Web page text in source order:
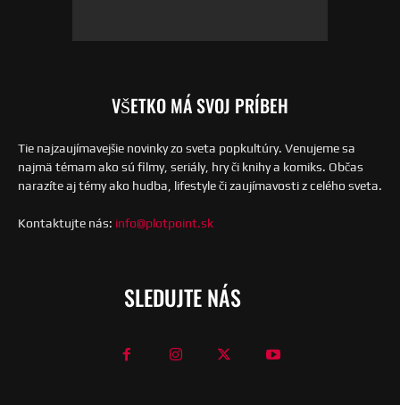
VŠETKO MÁ SVOJ PRÍBEH
Tie najzaujímavejšie novinky zo sveta popkultúry. Venujeme sa
najmä témam ako sú filmy, seriály, hry či knihy a komiks. Občas
narazíte aj témy ako hudba, lifestyle či zaujímavosti z celého sveta.
Kontaktujte nás: info@plotpoint.sk
SLEDUJTE NÁS